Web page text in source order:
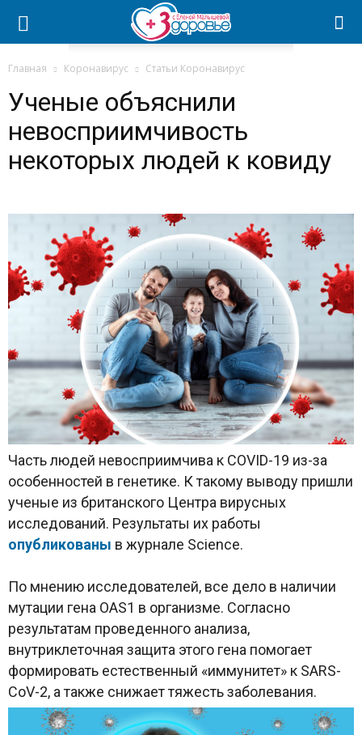
Главная Коронавирус Статьи Коронавирус
Ученые объяснили
невосприимчивость
некоторых людей к ковиду
Часть людей невосприимчива к COVID-19 из-за
особенностей в генетике. К такому выводу пришли
ученые из британского Центра вирусных
исследований. Результаты их работы
опубликованы в журнале Science.
По мнению исследователей, все дело в наличии
мутации гена OAS1 в организме. Согласно
результатам проведенного анализа,
внутриклеточная защита этого гена помогает
формировать естественный «иммунитет» к SARS-
CoV-2, а также снижает тяжесть заболевания.